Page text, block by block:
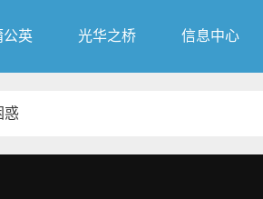
公英 光华之桥 信息中心
惑